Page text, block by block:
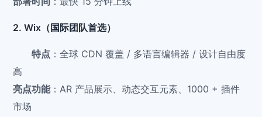
2. Wix（国际团队首选）
特点 ：全球 CDN 覆盖 / 多语言编辑器 / 设计自由度
高
亮点功能：AR 产品展示、动态交互元素、1000 + 插件
市场